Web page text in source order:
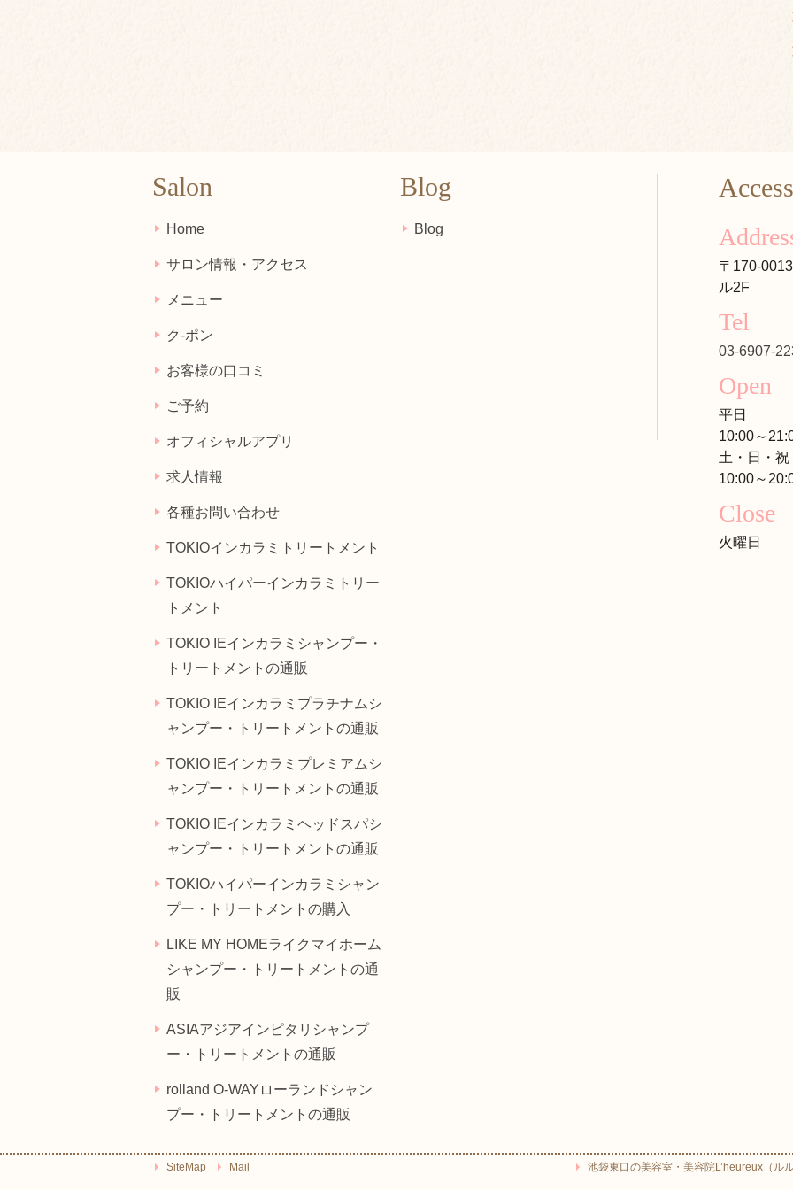
Salon
Home
サロン情報・アクセス
メニュー
ク-ポン
お客様の口コミ
ご予約
オフィシャルアプリ
求人情報
各種お問い合わせ
TOKIOインカラミトリートメント
TOKIOハイパーインカラミトリー
トメント
TOKIO IEインカラミシャンプー・
トリートメントの通販
TOKIO IEインカラミプラチナムシ
ャンプー・トリートメントの通販
TOKIO IEインカラミプレミアムシ
ャンプー・トリートメントの通販
TOKIO IEインカラミヘッドスパシ
ャンプー・トリートメントの通販
TOKIOハイパーインカラミシャン
プー・トリートメントの購入
LIKE MY HOMEライクマイホーム
シャンプー・トリートメントの通
販
ASIAアジアインピタリシャンプ
ー・トリートメントの通販
rolland O-WAYローランドシャン
プー・トリートメントの通販
Blog
Blog
Access
〒170-
ル2F
Tel
03-6907-
Open
平日
10:00～
土・日・祝
10:00～
Close
火曜日
SiteMap Mail 池袋東口の美容室・美容院L’heureux（